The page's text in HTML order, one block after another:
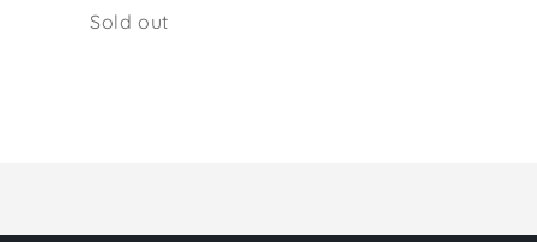
Quantity
Sold out